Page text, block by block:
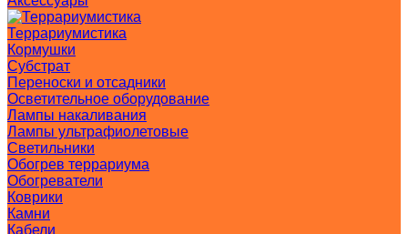
Террариумистика
Кормушки
Субстрат
Переноски и отсадники
Осветительное оборудование
Лампы накаливания
Лампы ультрафиолетовые
Светильники
Обогрев террариума
Обогреватели
Коврики
Камни
Кабели